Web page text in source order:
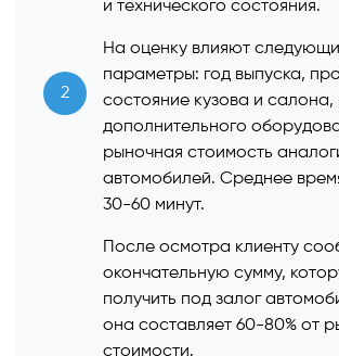
2
и технического состояния.
На оценку влияют
параметры: год выпуска,
состояние кузова и салона,
дополнительного
рыночная стоимость
автомобилей. Среднее
30-60 минут.
После осмотра клиенту
окончательную сумму,
получить под залог
она составляет 60-80% от
стоимости.